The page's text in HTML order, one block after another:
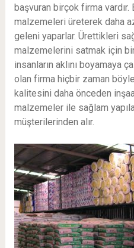
başvuran birçok firma
malzemeleri üreterek daha
geleni yaparlar. Ürettikleri
malzemelerini satmak için
insanların aklını boyamaya
olan firma hiçbir zaman
kalitesini daha önceden
malzemeler ile sağlam
müşterilerinden alır.